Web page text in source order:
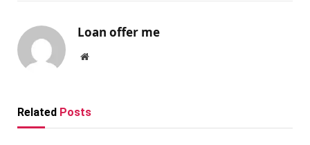
Loan offer me
Website
Related Posts